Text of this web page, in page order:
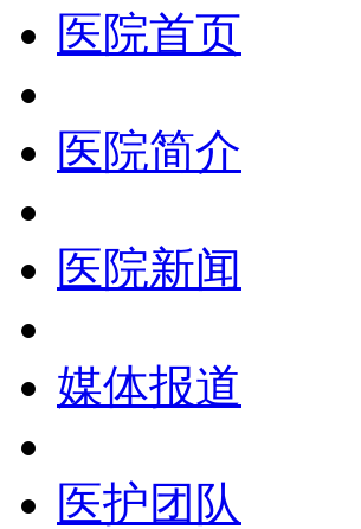
医院首页
医院简介
医院新闻
媒体报道
医护团队